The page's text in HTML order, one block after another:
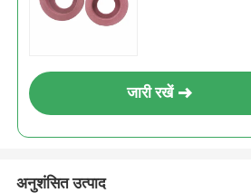
जारी रखें
अनुशंसित उत्पाद